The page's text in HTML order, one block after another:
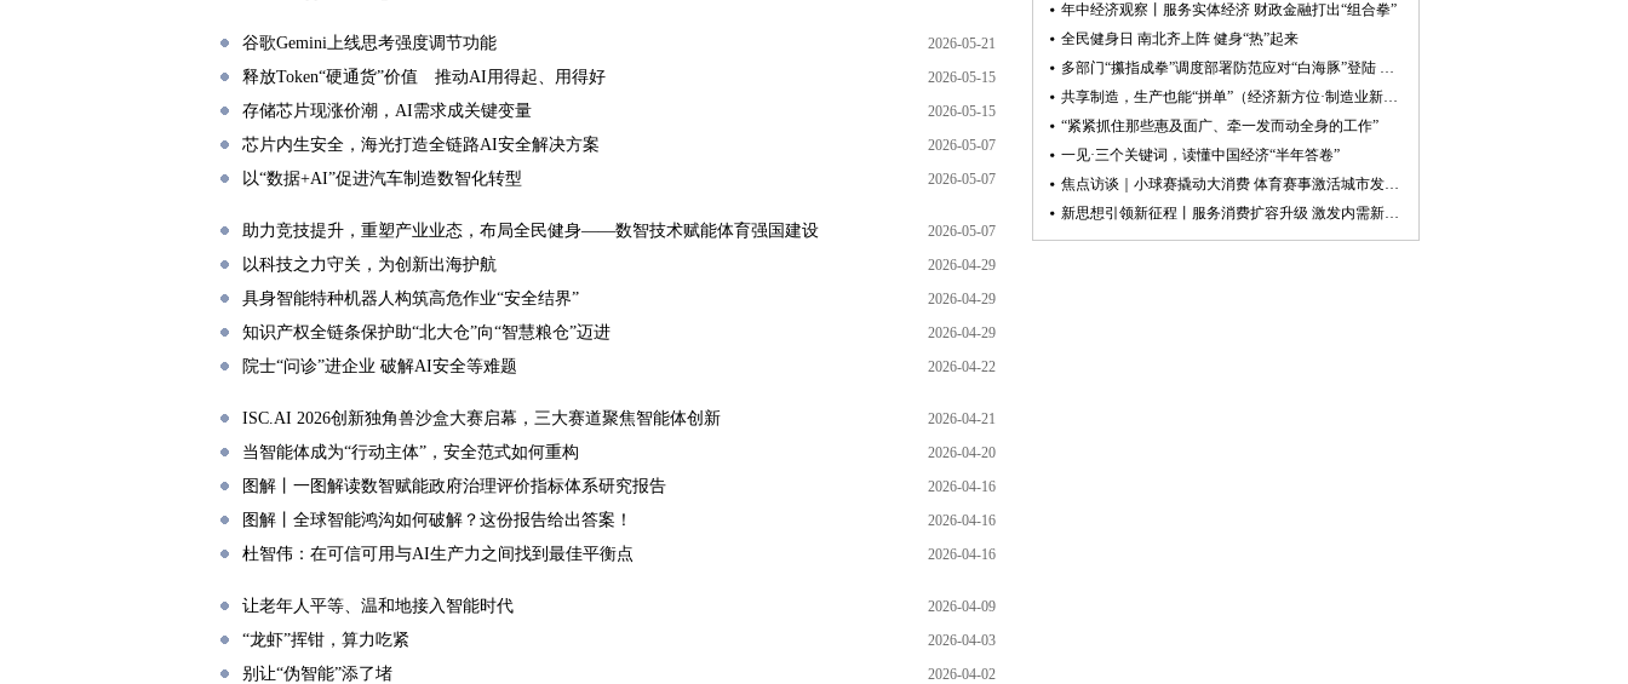
谷歌Gemini上线思考强度调节功能 2026-05-21
释放Token“硬通货”价值 推动AI用得起、用得好 2026-05-15
存储芯片现涨价潮，AI需求成关键变量 2026-05-15
芯片内生安全，海光打造全链路AI安全解决方案 2026-05-07
以“数据+AI”促进汽车制造数智化转型 2026-05-07
助力竞技提升，重塑产业业态，布局全民健身——数智技术赋能体育强国建设 2026-05-07
以科技之力守关，为创新出海护航 2026-04-29
具身智能特种机器人构筑高危作业“安全结界” 2026-04-29
知识产权全链条保护助“北大仓”向“智慧粮仓”迈进 2026-04-29
院士“问诊”进企业 破解AI安全等难题 2026-04-22
ISC.AI 2026创新独角兽沙盒大赛启幕，三大赛道聚焦智能体创新 2026-04-21
当智能体成为“行动主体”，安全范式如何重构 2026-04-20
图解丨一图解读数智赋能政府治理评价指标体系研究报告 2026-04-16
图解丨全球智能鸿沟如何破解？这份报告给出答案！ 2026-04-16
杜智伟：在可信可用与AI生产力之间找到最佳平衡点 2026-04-16
让老年人平等、温和地接入智能时代 2026-04-09
“龙虾”挥钳，算力吃紧 2026-04-03
别让“伪智能”添了堵 2026-04-02